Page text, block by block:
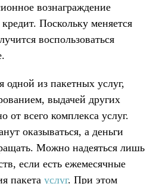
вознаграждение
Поскольку меняется
воспользоваться
одной из пакетных услуг,
выдачей других
от всего комплекса услуг.
оказываться, а деньги
Можно надеяться лишь
если есть ежемесячные
пакета услуг. При этом